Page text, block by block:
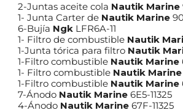
2-Juntas aceite cola Nautik Marine
1- Junta Carter de Nautik Marine
6-Bujía Ngk LFR6A-11
1- Filtro de combustible Nautik
1-Junta tórica para filtro Nautik
1-Filtro combustible Nautik Marine
1- Filtro combustible Nautik Marine
1-Filtro combustible Nautik Marine
7-Ánodo Nautik Marine 6E5-11325
4-Ánodo Nautik Marine 67F-11325